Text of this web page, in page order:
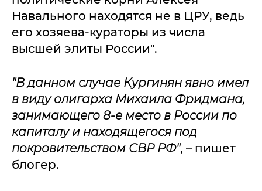
Навального находятся не в ЦРУ, ведь
его хозяева-кураторы из числа
высшей элиты России".
"В данном случае Кургинян явно имел
в виду олигарха Михаила Фридмана,
занимающего 8-е место в России по
капиталу и находящегося под
покровительством СВР РФ", – пишет
блогер.